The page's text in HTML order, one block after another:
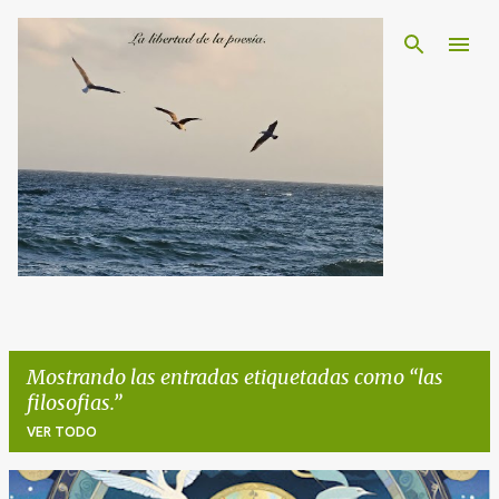
Ir al contenido principal
Mostrando las entradas etiquetadas como las
filosofias.
VER TODO